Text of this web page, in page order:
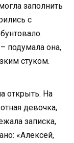
заполнить
с
подумала она,
стуком.
открыть. На
девочка,
записка,
«Алексей,